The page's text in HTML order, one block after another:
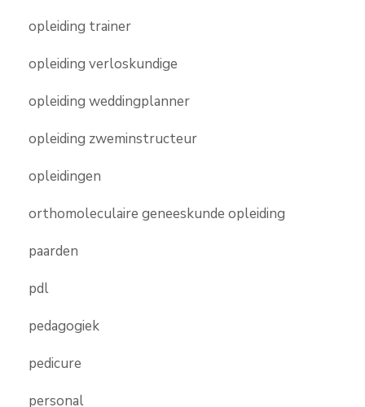
opleiding trainer
opleiding verloskundige
opleiding weddingplanner
opleiding zweminstructeur
opleidingen
orthomoleculaire geneeskunde opleiding
paarden
pdl
pedagogiek
pedicure
personal